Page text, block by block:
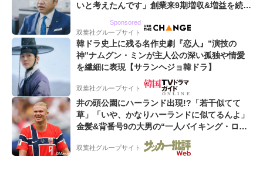
いと考えたんです」創業来9期増収&増益を続け
Sponsored
双葉社グループサイト
韓ドラ史上に残る名作史劇『恋人』”演技の
神”ナムグン・ミンが主人公の深い孤独や情愛
を繊細に表現【サランヘジョ韓ドラ】
双葉社グループサイト
井の頭公園にハーランド出現!?「若干似てて
草」「いや、かなりハーランドに似てるんよ」
金髪&背番号9の大男の“一人バイキング・ロ
ー”映像が話題!「元気をもらった」
双葉社グループサイト